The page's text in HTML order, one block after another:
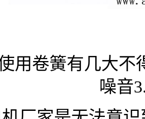
用卷簧有几大不
噪音